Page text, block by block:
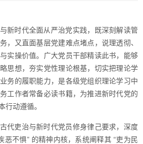
新时代全面从严治党实践，既深刻解读管
，又直面基层党建难点堵点，说理透彻、
实操价值。广大党员干部精读此书，能够
思想，夯实党性理论根基，切实把理论学
务的履职能力，是各级党组织理论学习中
工作者常备必读书籍，为推进新时代党的
行动遵循。
代吏治与新时代党员修身律己要求，深度
恶不惧” 的精神内核，系统阐释其 “吏为民